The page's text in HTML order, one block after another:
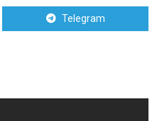
Telegram